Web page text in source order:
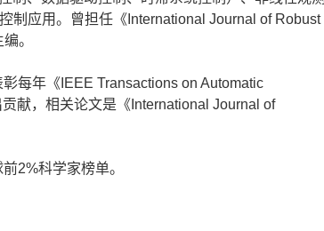
制应用。曾担任《International Journal of Robust
。
每年《IEEE Transactions on Automatic
献，相关论文是《International Journal of
2%科学家榜单。